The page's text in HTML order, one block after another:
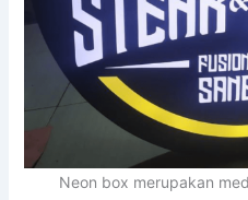
Neon box merupakan